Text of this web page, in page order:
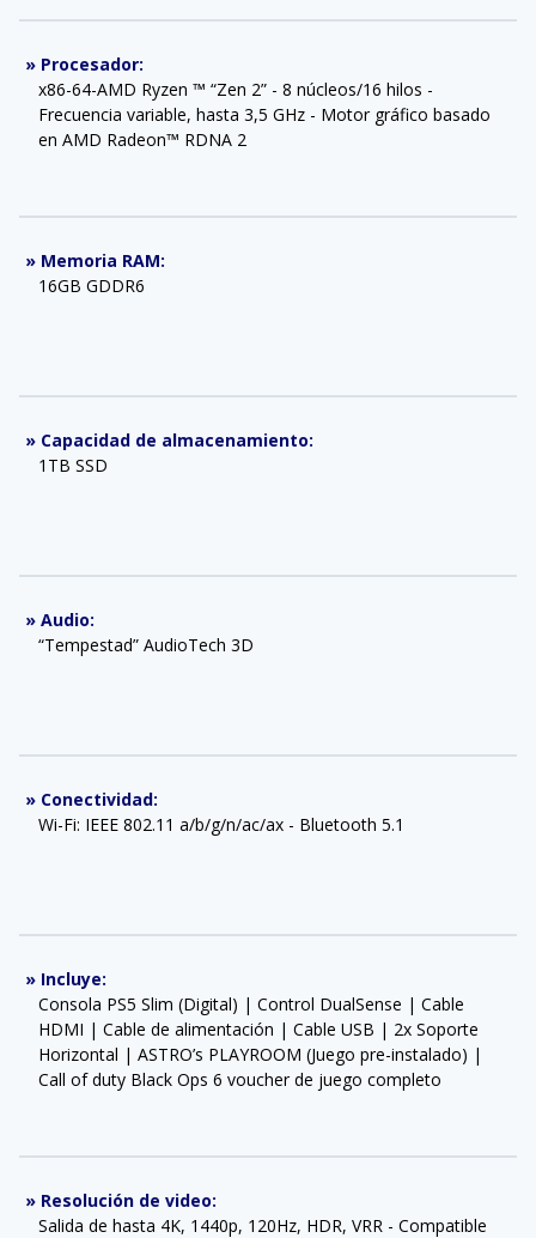
» Procesador:
x86-64-AMD Ryzen ™ “Zen 2” - 8 núcleos/16 hilos -
Frecuencia variable, hasta 3,5 GHz - Motor gráfico basado
en AMD Radeon™ RDNA 2
» Memoria RAM:
16GB GDDR6
» Capacidad de almacenamiento:
1TB SSD
» Audio:
“Tempestad” AudioTech 3D
» Conectividad:
Wi-Fi: IEEE 802.11 a/b/g/n/ac/ax - Bluetooth 5.1
» Incluye:
Consola PS5 Slim (Digital) | Control DualSense | Cable
HDMI | Cable de alimentación | Cable USB | 2x Soporte
Horizontal | ASTRO’s PLAYROOM (Juego pre-instalado) |
Call of duty Black Ops 6 voucher de juego completo
» Resolución de video:
Salida de hasta 4K, 1440p, 120Hz, HDR, VRR - Compatible